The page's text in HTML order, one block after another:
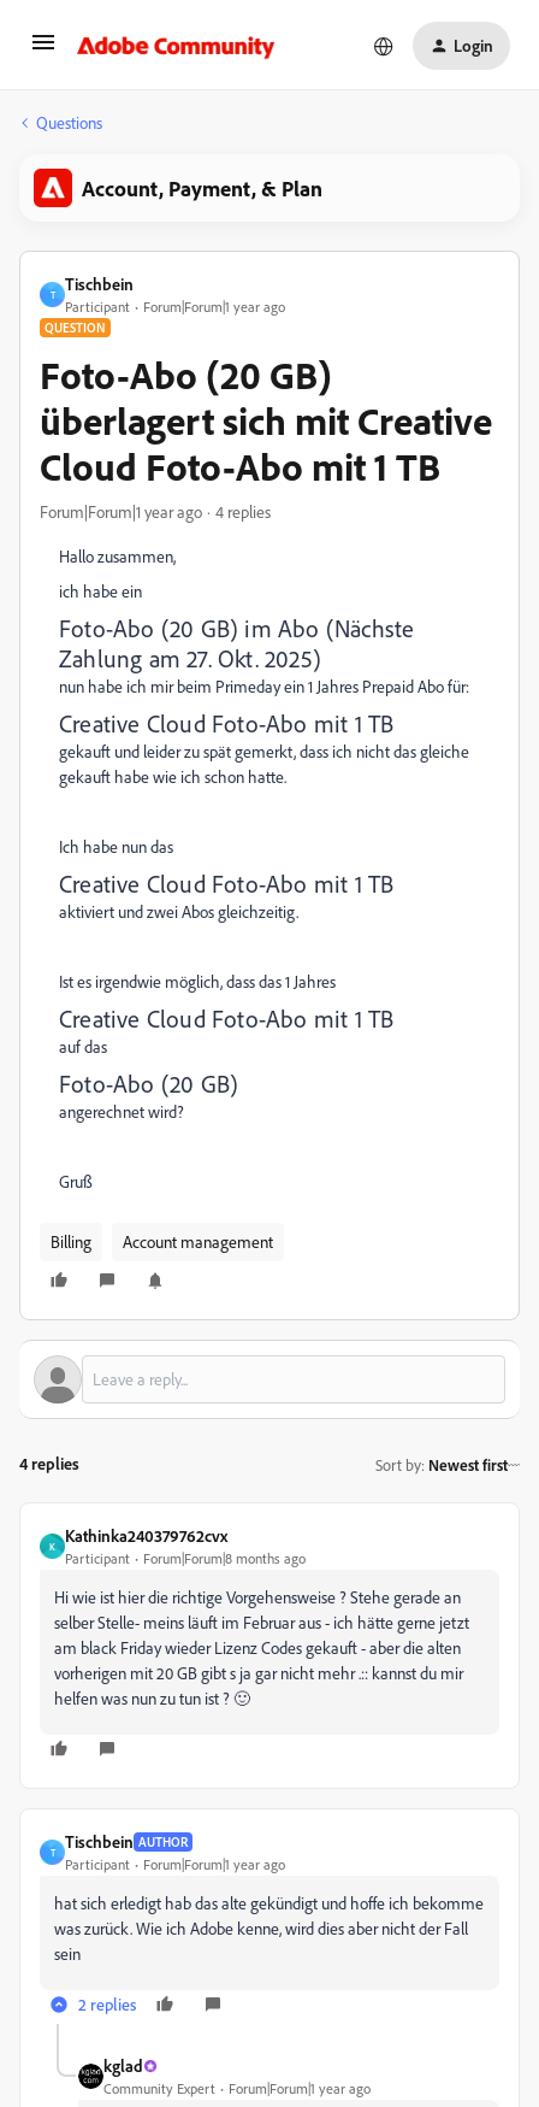
Login
Questions
Account, Payment, & Plan
T
Tischbein
Participant Forum|Forum|1 year ago
QUESTION
Foto-Abo (20 GB)
überlagert sich mit Creative
Cloud Foto-Abo mit 1 TB
Forum|Forum|1 year ago 4 replies
Hallo zusammen,
ich habe ein
Foto-Abo (20 GB) im Abo (Nächste
Zahlung am 27. Okt. 2025)
nun habe ich mir beim Primeday ein 1 Jahres Prepaid Abo für:
Creative Cloud Foto-Abo mit 1 TB
gekauft und leider zu spät gemerkt, dass ich nicht das gleiche
gekauft habe wie ich schon hatte.
Ich habe nun das
Creative Cloud Foto-Abo mit 1 TB
aktiviert und zwei Abos gleichzeitig.
Ist es irgendwie möglich, dass das 1 Jahres
Creative Cloud Foto-Abo mit 1 TB
auf das
Foto-Abo (20 GB)
angerechnet wird?
Gruß
Billing Account management
4 replies Sort by: Newest first
K
Kathinka240379762cvx
Participant Forum|Forum|8 months ago
Hi wie ist hier die richtige Vorgehensweise ? Stehe gerade an
selber Stelle- meins läuft im Februar aus - ich hätte gerne jetzt
am black Friday wieder Lizenz Codes gekauft - aber die alten
vorherigen mit 20 GB gibt s ja gar nicht mehr .:: kannst du mir
helfen was nun zu tun ist ? 🙂
T
Tischbein AUTHOR
Participant Forum|Forum|1 year ago
hat sich erledigt hab das alte gekündigt und hoffe ich bekomme
was zurück. Wie ich Adobe kenne, wird dies aber nicht der Fall
sein
2 replies
kglad
Community Expert Forum|Forum|1 year ago